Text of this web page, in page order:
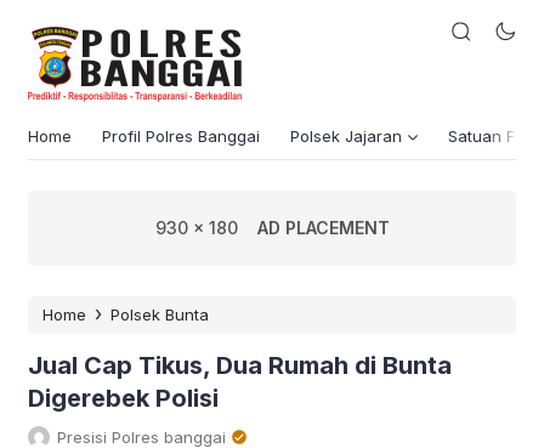
Home Profil Polres Banggai Polsek Jajaran Satuan
930 x 180 AD PLACEMENT
Home › Polsek Bunta
Jual Cap Tikus, Dua Rumah di Bunta
Digerebek Polisi
Presisi Polres banggai